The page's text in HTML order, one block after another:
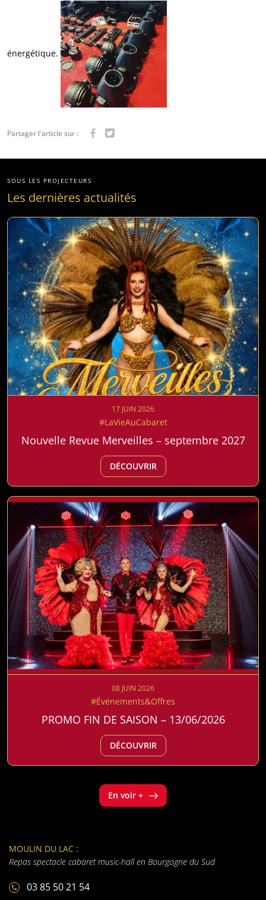
énergétique.
Partager l'article sur :
SOUS LES PROJECTEURS
Les dernières actualités
17 JUIN 2026
#LaVieAuCabaret
Nouvelle Revue Merveilles – septembre 2027
DÉCOUVRIR
08 JUIN 2026
#Événements&Offres
PROMO FIN DE SAISON – 13/06/2026
DÉCOUVRIR
En voir +
MOULIN DU LAC :
Repas spectacle cabaret music-hall en Bourgogne du Sud
03 85 50 21 54